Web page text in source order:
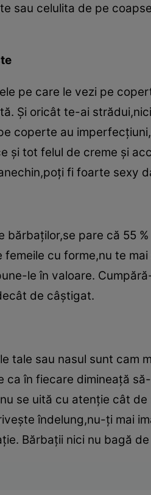
sau celulita de pe
pe care le vezi pe
Şi oricât te-ai
coperte au
şi tot felul de creme şi
fi foarte sexy
pare că 55
cu forme,nu te
le în valoare.
de câştigat.
tale sau nasul sunt cam
în fiecare dimineaţă
se uită cu atenţie cât
îndelung,nu-ţi mai
Bărbaţii nici nu bagă